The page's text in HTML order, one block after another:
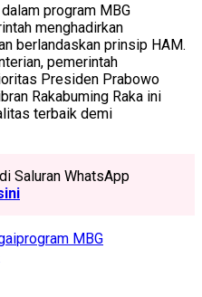
program MBG
menghadirkan
berlandaskan prinsip HAM.
pemerintah
Presiden Prabowo
Rakabuming Raka ini
terbaik demi
Saluran WhatsApp
program MBG